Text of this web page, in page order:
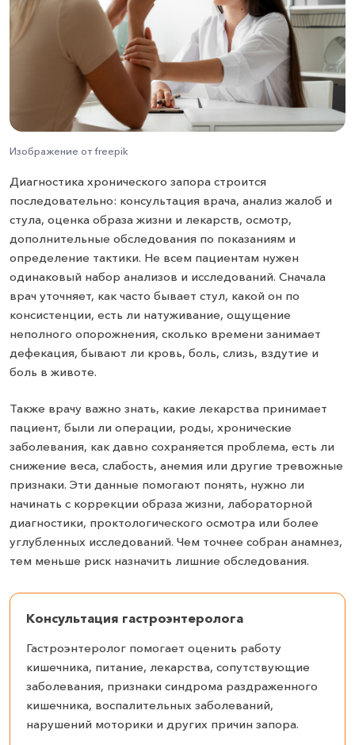
Изображение от freepik
Диагностика хронического запора строится
последовательно: консультация врача, анализ жалоб и
стула, оценка образа жизни и лекарств, осмотр,
дополнительные обследования по показаниям и
определение тактики. Не всем пациентам нужен
одинаковый набор анализов и исследований. Сначала
врач уточняет, как часто бывает стул, какой он по
консистенции, есть ли натуживание, ощущение
неполного опорожнения, сколько времени занимает
дефекация, бывают ли кровь, боль, слизь, вздутие и
боль в животе.
Также врачу важно знать, какие лекарства принимает
пациент, были ли операции, роды, хронические
заболевания, как давно сохраняется проблема, есть ли
снижение веса, слабость, анемия или другие тревожные
признаки. Эти данные помогают понять, нужно ли
начинать с коррекции образа жизни, лабораторной
диагностики, проктологического осмотра или более
углубленных исследований. Чем точнее собран анамнез,
тем меньше риск назначить лишние обследования.
Консультация гастроэнтеролога
Гастроэнтеролог помогает оценить работу
кишечника, питание, лекарства, сопутствующие
заболевания, признаки синдрома раздраженного
кишечника, воспалительных заболеваний,
нарушений моторики и других причин запора.